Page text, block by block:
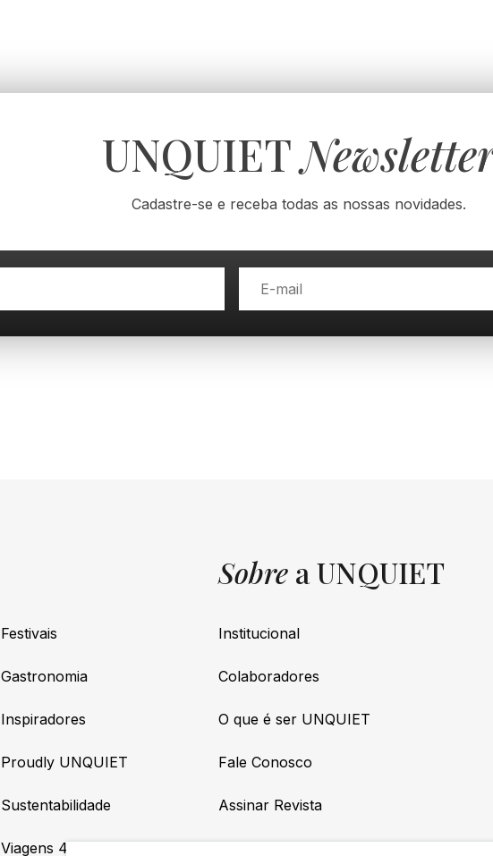
UNQUIET
Cadastre-se e receba todas as nossas novidades.
Festivais
Gastronomia
Inspiradores
Proudly UNQUIET
Sustentabilidade
Viagens 4×4
Sobre a UNQUIET
Institucional
Colaboradores
O que é ser UNQUIET
Fale Conosco
Assinar Revista